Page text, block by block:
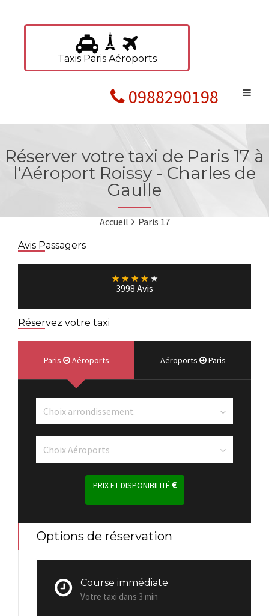
Taxis Paris Aéroports
0988290198
Réserver votre taxi de Paris 17 à
l'Aéroport Roissy - Charles de
Gaulle
Accueil Paris 17
Avis Passagers
★ ★ ★ ★ ★
3998 Avis
Réservez votre taxi
Paris Aéroports Aéroports Paris
PRIX ET DISPONIBILITÉ
Options de réservation
Course immédiate
Votre taxi dans 3 min